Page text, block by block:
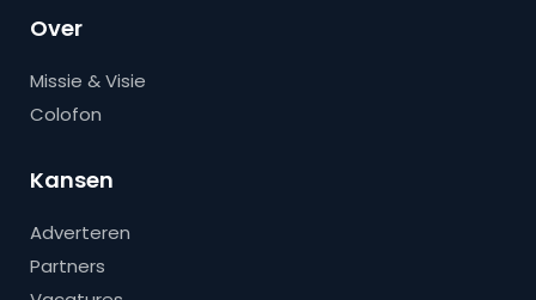
Over
Missie & Visie
Colofon
Kansen
Adverteren
Partners